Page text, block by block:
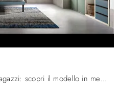
Camerette componibili per ragazzi: scopri il modello in melaminico Room 106 di Zg Mobili per stanzette moderne.